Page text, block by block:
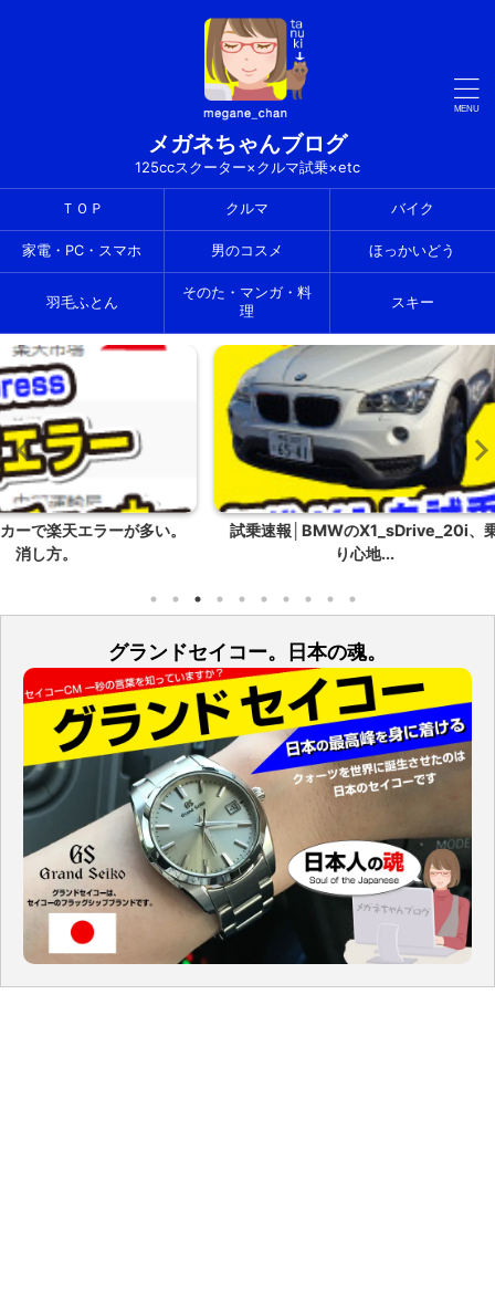
メガネちゃんブログ
125ccスクーター×クルマ試乗×etc
ＴＯＰ クルマ バイク
家電・PC・スマホ 男のコスメ ほっかいどう
羽毛ふとん
そのた・マンガ・料
理
スキー
が多い。
試乗速報│BMWのX1_sDrive_20i、乗
HDR-
グランドセイコー。日本の魂。